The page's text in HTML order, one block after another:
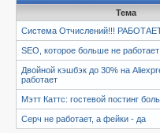
Тема
Система Отчислений!!!
SEO, которое больше не работает
Двойной кэшбэк до 30% на
работает
Мэтт Каттс: гостевой постинг
Серч не работает, а фейки - да